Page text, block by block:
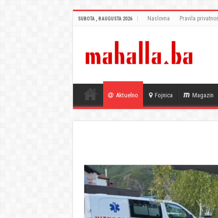
SUBOTA , 8 AUGUSTA 2026 Naslovna Pravila
Aktuelno Fojnica Magazin